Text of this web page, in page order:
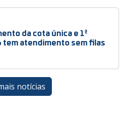
da cota única e 1ª
tem atendimento sem filas
notícias